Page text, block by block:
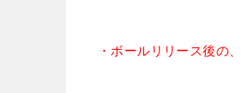
・ボールリリース後の